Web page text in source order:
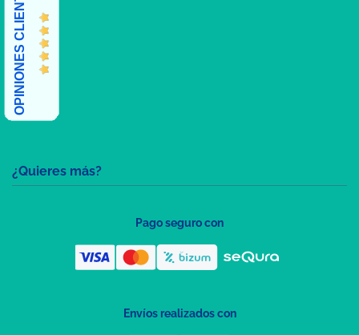
¿Quieres más?
OPINIONES CLIENTES
Pago seguro con
Envíos realizados con